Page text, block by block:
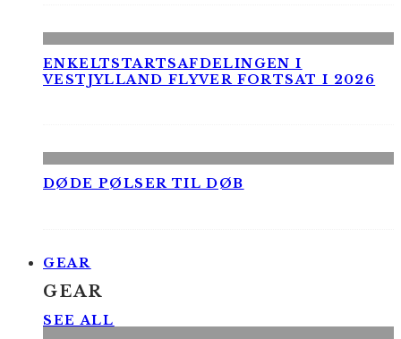
ENKELTSTARTSAFDELINGEN I
VESTJYLLAND FLYVER FORTSAT I 2026
DØDE PØLSER TIL DØB
GEAR
GEAR
SEE ALL